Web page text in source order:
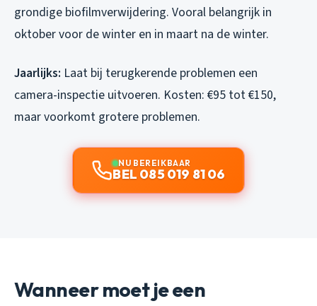
grondige biofilmverwijdering. Vooral belangrijk in
oktober voor de winter en in maart na de winter.
Jaarlijks: Laat bij terugkerende problemen een
camera-inspectie uitvoeren. Kosten: €95 tot €150,
maar voorkomt grotere problemen.
NU BEREIKBAAR
BEL 085 019 81 06
Wanneer moet je een